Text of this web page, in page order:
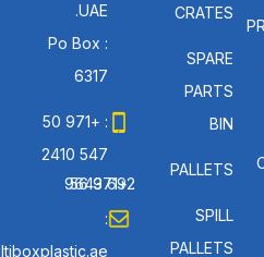
CRATES
SPARE
PARTS
BIN
PALLETS
SPILL
PALLETS
UAE.
Po Box :
6317
: +971 50
547 2410
: +971 56 692 9643
: